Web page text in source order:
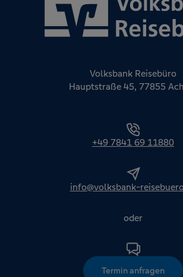
Volksbank Reisebüro
Hauptstraße 45, 77855
+49 7841 69 11880
info@volksbank-
oder
Termin anfragen